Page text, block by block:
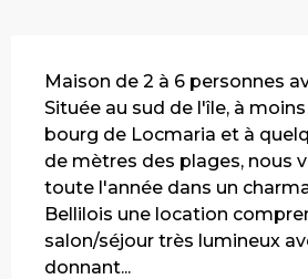
Maison de 2 à 6 personnes
Située au sud de l'île, à
bourg de Locmaria et à
de mètres des plages, nous
toute l'année dans un
Bellilois une location
salon/séjour très lumineux
donnant...